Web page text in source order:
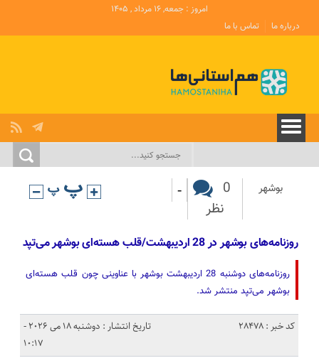
امروز : جمعه, ۱۶ مرداد , ۱۴۰۵
درباره ما
تماس با ما
بوشهر
0
نظر
-
روزنامه‌های بوشهر در 28 اردیبهشت/قلب هسته‌ای بوشهر می‌تپد
روزنامه‌های دوشنبه 28 اردیبهشت بوشهر با عناوینی چون قلب هسته‌ای
بوشهر می‌تپد منتشر شد.
کد خبر : 28478
تاریخ انتشار : دوشنبه 18 می 2026 -
10:17